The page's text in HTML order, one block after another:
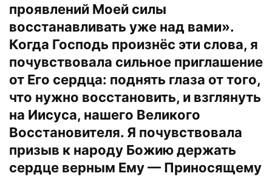
проявлений Моей силы
восстанавливать уже над вами».
Когда Господь произнёс эти слова, я
почувствовала сильное приглашение
от Его сердца: поднять глаза от того,
что нужно восстановить, и взглянуть
на Иисуса, нашего Великого
Восстановителя. Я почувствовала
призыв к народу Божию держать
сердце верным Ему — Приносящему